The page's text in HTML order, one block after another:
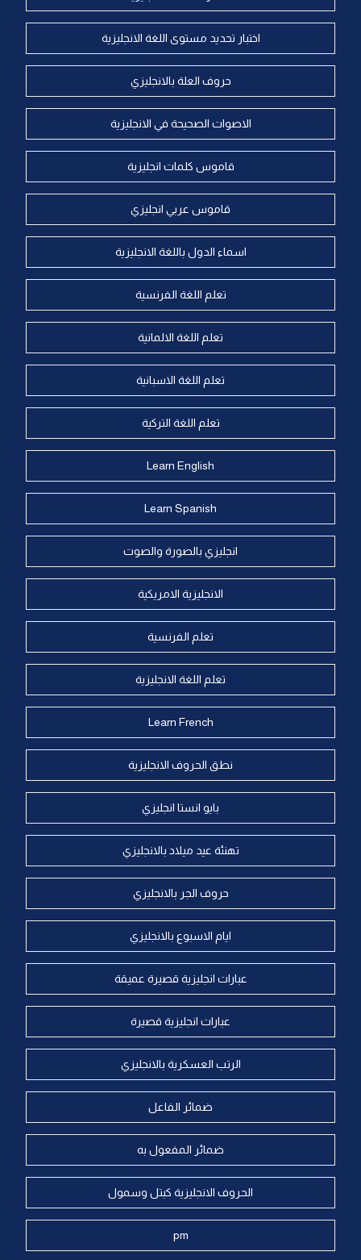
اختبار تحديد مستوى اللغة الانجليزية
حروف العلة بالانجليزي
الاصوات الصحيحة في الانجليزية
قاموس كلمات انجليزية
قاموس عربي انجليزي
اسماء الدول باللغة الانجليزية
تعلم اللغة الفرنسية
تعلم اللغة الالمانية
تعلم اللغة الاسبانية
تعلم اللغة التركية
Learn English
Learn Spanish
انجليزي بالصورة والصوت
الانجليزية الامريكية
تعلم الفرنسية
تعلم اللغة الانجليزية
Learn French
نطق الحروف الانجليزية
بايو انستا انجليزي
تهنئة عيد ميلاد بالانجليزي
حروف الجر بالانجليزي
ايام الاسبوع بالانجليزي
عبارات انجليزية قصيرة عميقة
عبارات انجليزية قصيرة
الرتب العسكرية بالانجليزي
ضمائر الفاعل
ضمائر المفعول به
الحروف الانجليزية كبتل وسمول
pm